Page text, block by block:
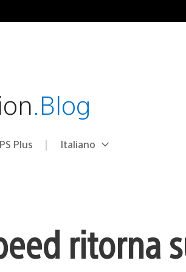
.Blog
PS Plus Seleziona
Regione
Italiano
ritorna